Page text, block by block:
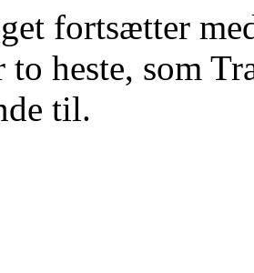
fortsætter
to heste, som
til.